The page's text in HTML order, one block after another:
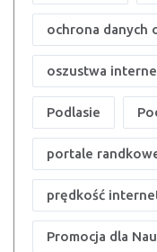
ochrona danych
oszustwa
Podlasie
portale
prędkość
Promocja dla